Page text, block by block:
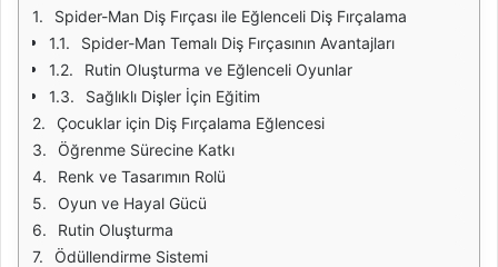
Spider-Man Diş Fırçası ile Eğlenceli Diş Fırçalama
Spider-Man Temalı Diş Fırçasının Avantajları
Rutin Oluşturma ve Eğlenceli Oyunlar
Sağlıklı Dişler İçin Eğitim
Çocuklar için Diş Fırçalama Eğlencesi
Öğrenme Sürecine Katkı
Renk ve Tasarımın Rolü
Oyun ve Hayal Gücü
Rutin Oluşturma
Ödüllendirme Sistemi